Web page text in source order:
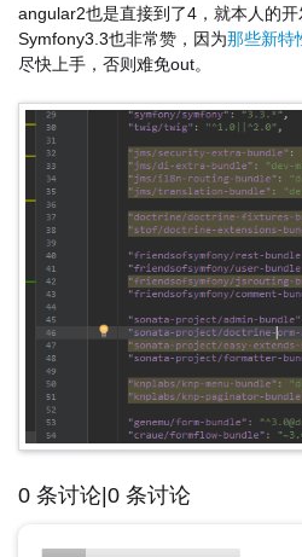
angular2也是直接到了4，就本人的开
Symfony3.3也非常赞，因为那些新特
尽快上手，否则难免out。
0 条讨论|0 条讨论